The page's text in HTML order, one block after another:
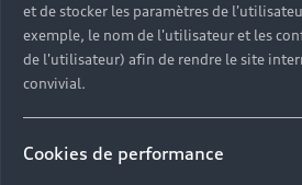
et de stocker les paramètres de
exemple, le nom de l'utilisateur et les
de l'utilisateur) afin de rendre le site
convivial.
Cookies de performance